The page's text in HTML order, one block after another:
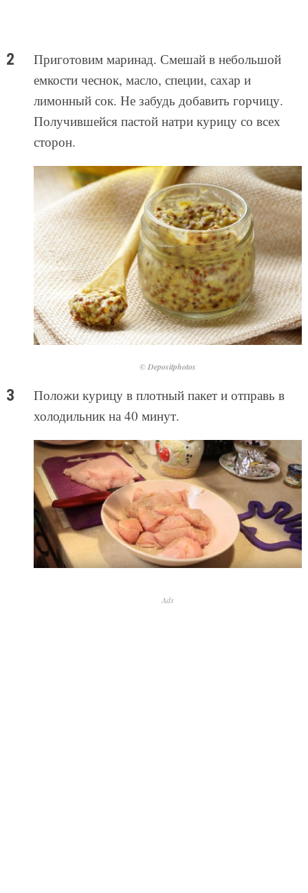
Приготовим маринад. Смешай в небольшой
емкости чеснок, масло, специи, сахар и
лимонный сок. Не забудь добавить горчицу.
Получившейся пастой натри курицу со всех
сторон.
© Depositphotos
Положи курицу в плотный пакет и отправь в
холодильник на 40 минут.
Ads